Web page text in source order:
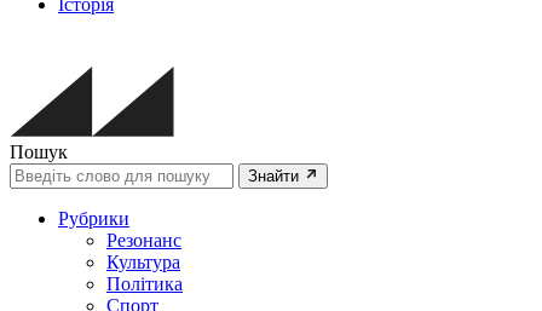
Історія
Пошук
Знайти
Рубрики
Резонанс
Культура
Політика
Спорт